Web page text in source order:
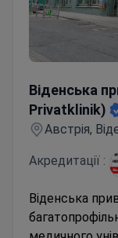
Віденська
Privatklinik)
Австрія,
Акредитації :
Віденська